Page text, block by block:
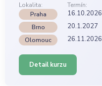
Lokalita:
Termín:
Praha
16.10.2026
Brno 20.1.2027
Olomouc 26.11.2026
Detail kurzu